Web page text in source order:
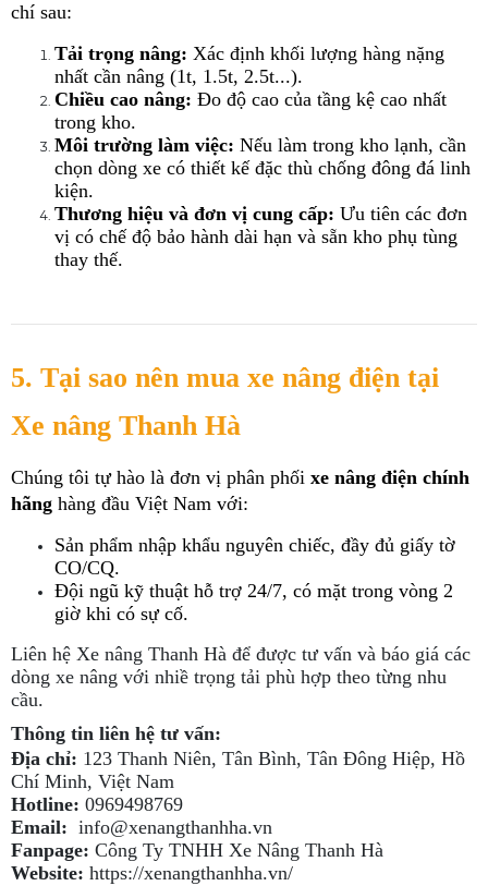
chí sau:
Tải trọng nâng: Xác định khối lượng hàng nặng
nhất cần nâng (1t, 1.5t, 2.5t...).
Chiều cao nâng: Đo độ cao của tầng kệ cao nhất
trong kho.
Môi trường làm việc: Nếu làm trong kho lạnh, cần
chọn dòng xe có thiết kế đặc thù chống đông đá linh
kiện.
Thương hiệu và đơn vị cung cấp: Ưu tiên các đơn
vị có chế độ bảo hành dài hạn và sẵn kho phụ tùng
thay thế.
5. Tại sao nên mua xe nâng điện tại
Xe nâng Thanh Hà
Chúng tôi tự hào là đơn vị phân phối xe nâng điện chính
hãng hàng đầu Việt Nam với:
Sản phẩm nhập khẩu nguyên chiếc, đầy đủ giấy tờ
CO/CQ.
Đội ngũ kỹ thuật hỗ trợ 24/7, có mặt trong vòng 2
giờ khi có sự cố.
Liên hệ Xe nâng Thanh Hà để được tư vấn và báo giá các
dòng xe nâng với nhiề trọng tải phù hợp theo từng nhu
cầu.
Thông tin liên hệ tư vấn:
Địa chỉ: 123 Thanh Niên, Tân Bình, Tân Đông Hiệp, Hồ
Chí Minh, Việt Nam
Hotline: 0969498769
Email: info@xenangthanhha.vn
Fanpage: Công Ty TNHH Xe Nâng Thanh Hà
Website: https://xenangthanhha.vn/